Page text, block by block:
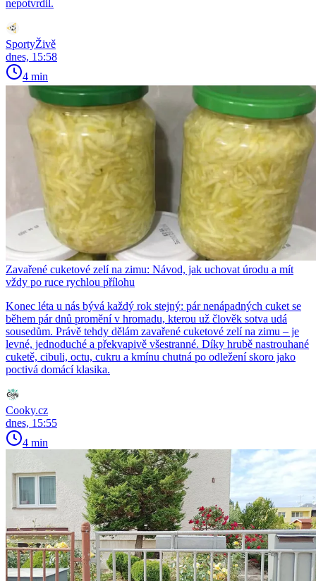
nepotvrdil.
SportyŽivě
dnes, 15:58
4 min
Zavařené cuketové zelí na zimu: Návod, jak uchovat úrodu a mít
vždy po ruce rychlou přílohu
Konec léta u nás bývá každý rok stejný: pár nenápadných cuket se
během pár dnů promění v hromadu, kterou už člověk sotva udá
sousedům. Právě tehdy dělám zavařené cuketové zelí na zimu – je
levné, jednoduché a překvapivě všestranné. Díky hrubě nastrouhané
cuketě, cibuli, octu, cukru a kmínu chutná po odležení skoro jako
poctivá domácí klasika.
Cooky.cz
dnes, 15:55
4 min